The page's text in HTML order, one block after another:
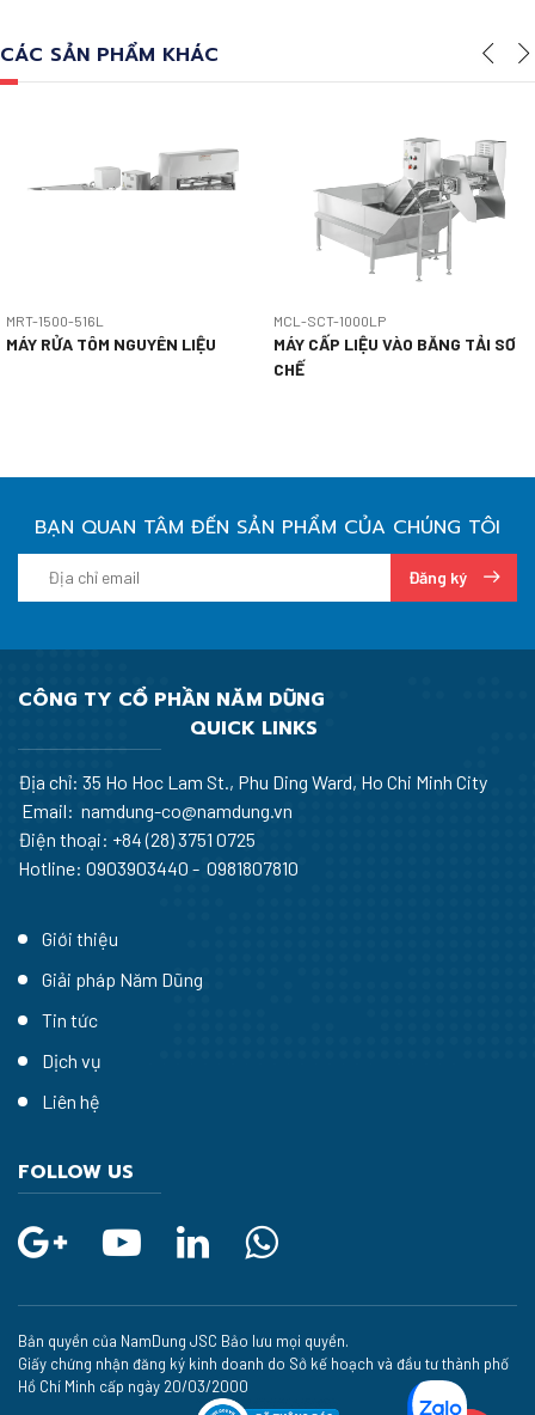
CÁC SẢN PHẨM KHÁC
MRT-1500-516L
MÁY RỬA TÔM NGUYÊN LIỆU
MCL-SCT-1000LP
MÁY CẤP LIỆU VÀO BĂNG TẢI SƠ
CHẾ
BẠN QUAN TÂM ĐẾN SẢN PHẨM CỦA CHÚNG TÔI
Đăng ký
CÔNG TY CỔ PHẦN NĂM DŨNG
QUICK LINKS
Địa chỉ: 35 Ho Hoc Lam St., Phu Ding Ward, Ho Chi Minh City
Email: namdung-co@namdung.vn
Điện thoại: +84 (28) 3751 0725
Hotline: 0903903440 - 0981807810
Giới thiệu
Giải pháp Năm Dũng
Tin tức
Dịch vụ
Liên hệ
FOLLOW US
Bản quyền của NamDung JSC Bảo lưu mọi quyền.
Giấy chứng nhận đăng ký kinh doanh do Sở kế hoạch và đầu tư thành phố
Hồ Chí Minh cấp ngày 20/03/2000